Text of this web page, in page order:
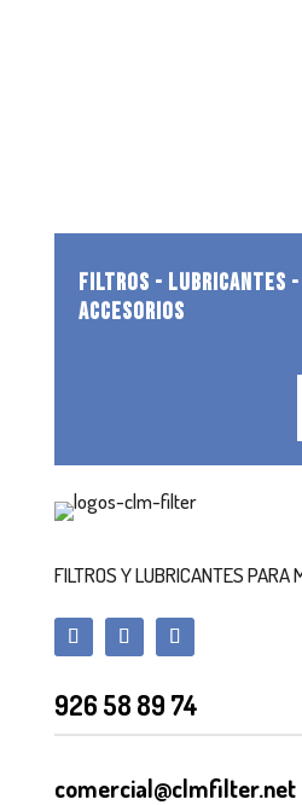
FILTROS - LUBRICANTES
ACCESORIOS
FILTROS Y LUBRICANTES PARA
926 58 89 74
comercial@clmfilter.net